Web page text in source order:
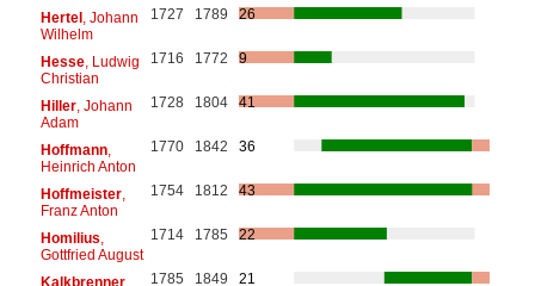
Hertel, Johann
Wilhelm
1727 1789 26
Hesse, Ludwig
Christian
1716 1772 9
Hiller, Johann
Adam
1728 1804 41
Hoffmann,
Heinrich Anton
1770 1842 36
Hoffmeister,
Franz Anton
1754 1812 43
Homilius
Gottfried August
1714 1785 22
Kalkbrenner,
1785 1849 21